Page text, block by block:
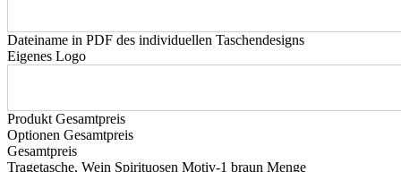
Dateiname in PDF des individuellen Taschendesigns
Eigenes Logo
Produkt Gesamtpreis
Optionen Gesamtpreis
Gesamtpreis
Tragetasche, Wein Spirituosen Motiv-1 braun Menge